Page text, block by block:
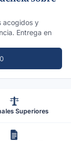
acogidos y
Entrega en
Superiores